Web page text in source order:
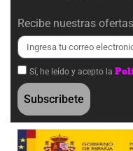
Recibe nuestras
Sí, he leído y acepto la
Subscribete